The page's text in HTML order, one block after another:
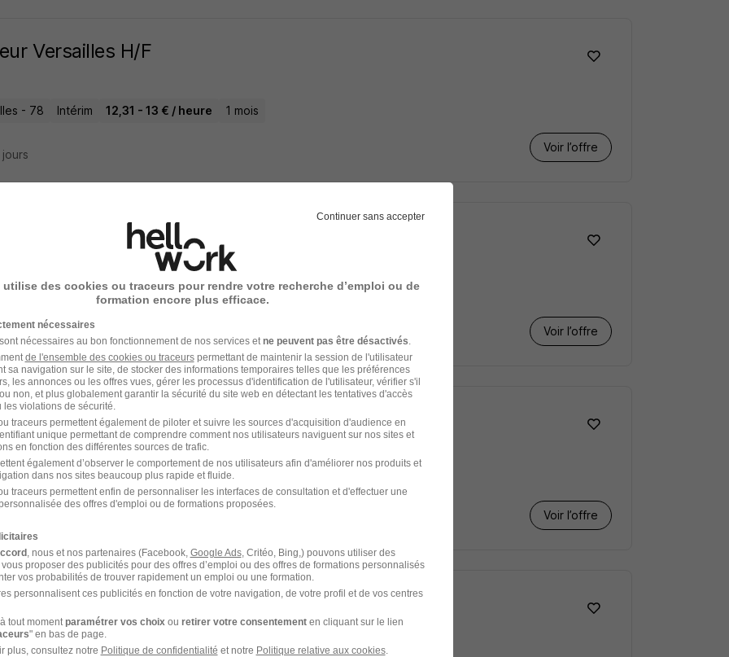
Versailles H/F
- 78 Intérim 12,31 - 13 € / heure 1 mois
Voir l’offre
Magny les Hameaux H/F
les-Hameaux - 78 Intérim 12,31 - 13 € / heure 1 mois
Voir l’offre
Morsang-Sur-Orge H/F
sur-Orge - 91 Intérim 12,31 - 13 € / heure
Voir l’offre
Verrières·le-Buisson H/F
Continuer sans accepter
utilise des cookies ou traceurs pour rendre votre recherche d’emploi ou de
formation encore plus efficace.
nécessaires
nécessaires au bon fonctionnement de nos services et ne peuvent pas être désactivés
de l'ensemble des cookies ou traceurspermettant de maintenir la session de l'utilisateur
sa navigation sur le site, de stocker des informations temporaires telles que les préférences
les annonces ou les offres vues, gérer les processus d'identification de l'utilisateur, vérifier s'il
non, et plus globalement garantir la sécurité du site web en détectant les tentatives d'accès
violations de sécurité.
traceurs permettent également de piloter et suivre les sources d'acquisition d'audience en
unique permettant de comprendre comment nos utilisateurs naviguent sur nos sites et
en fonction des différentes sources de trafic.
également d’observer le comportement de nos utilisateurs afin d'améliorer nos produits et
dans nos sites beaucoup plus rapide et fluide.
traceurs permettent enfin de personnaliser les interfaces de consultation et d'effectuer une
des offres d'emploi ou de formations proposées.
, nous et nos partenaires (Facebook, Google Ads, Critéo, Bing,) pouvons utiliser des
proposer des publicités pour des offres d’emploi ou des offres de formations personnalisés
vos probabilités de trouver rapidement un emploi ou une formation.
personnalisent ces publicités en fonction de votre navigation, de votre profil et de vos centres
tout moment paramétrer vos choix ou retirer votre consentementen cliquant sur le lien
" en bas de page.
plus, consultez notre Politique de confidentialité et notre Politique relative aux cookies.